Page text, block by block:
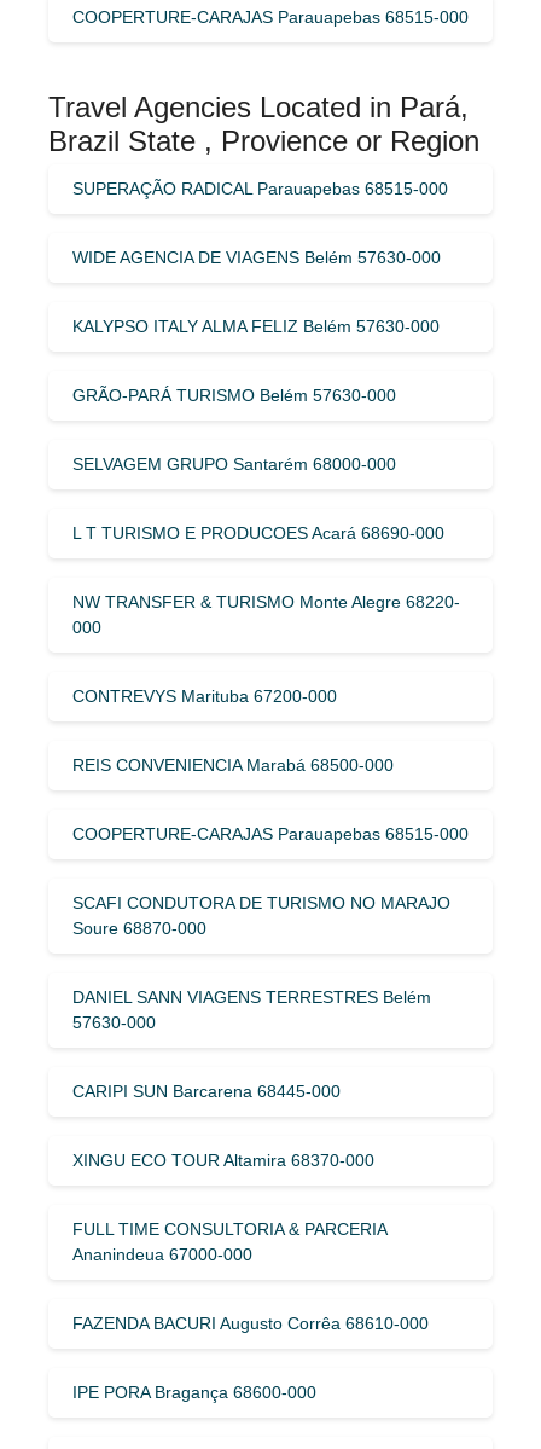
COOPERTURE-CARAJAS Parauapebas 68515-000
Travel Agencies Located in Pará,
Brazil State , Provience or Region
SUPERAÇÃO RADICAL Parauapebas 68515-000
WIDE AGENCIA DE VIAGENS Belém 57630-000
KALYPSO ITALY ALMA FELIZ Belém 57630-000
GRÃO-PARÁ TURISMO Belém 57630-000
SELVAGEM GRUPO Santarém 68000-000
L T TURISMO E PRODUCOES Acará 68690-000
NW TRANSFER & TURISMO Monte Alegre 68220-
000
CONTREVYS Marituba 67200-000
REIS CONVENIENCIA Marabá 68500-000
COOPERTURE-CARAJAS Parauapebas 68515-000
SCAFI CONDUTORA DE TURISMO NO MARAJO
Soure 68870-000
DANIEL SANN VIAGENS TERRESTRES Belém
57630-000
CARIPI SUN Barcarena 68445-000
XINGU ECO TOUR Altamira 68370-000
FULL TIME CONSULTORIA & PARCERIA
Ananindeua 67000-000
FAZENDA BACURI Augusto Corrêa 68610-000
IPE PORA Bragança 68600-000